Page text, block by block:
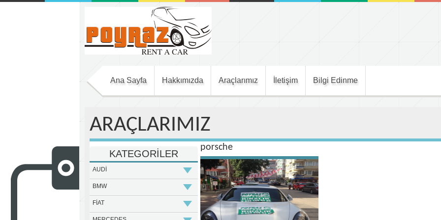
Ana Sayfa Hakkımızda Araçlarımız İletişim Bilgi Edinme
ARAÇLARIMIZ
KATEGORİLER
AUDİ
BMW
FİAT
porsche